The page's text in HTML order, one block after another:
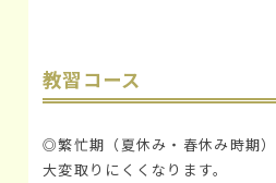
教習コース
◎繁忙期（夏休み・春休み時期
大変取りにくくなります。